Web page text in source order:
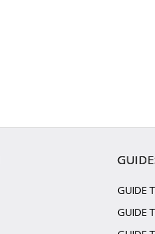
GUIDE
GUIDE